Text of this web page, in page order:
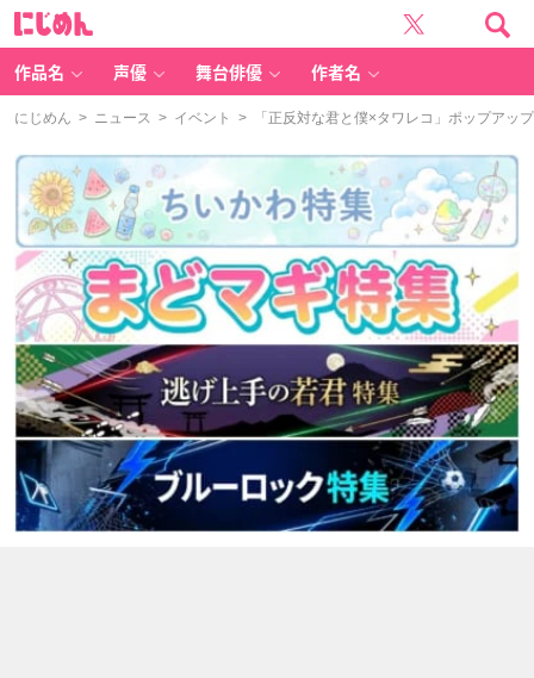
作品名 声優 舞台俳優 作者名
にじめん > ニュース > イベント > 「正反対な君と僕×タワレコ」ポップアッ